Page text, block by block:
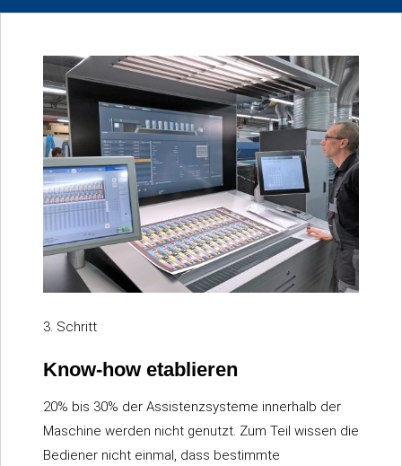
3. Schritt
Know-how etablieren
20% bis 30% der Assistenzsysteme innerhalb der
Maschine werden nicht genutzt. Zum Teil wissen die
Bediener nicht einmal, dass bestimmte